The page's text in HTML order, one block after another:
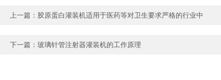
上一篇： 胶原蛋白灌装机适用于医药等对卫生要求严格的行业中
下一篇： 玻璃针管注射器灌装机的工作原理